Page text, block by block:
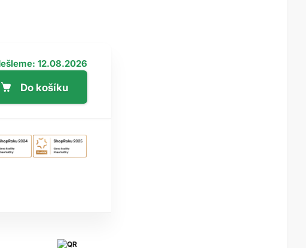
12.08.2026